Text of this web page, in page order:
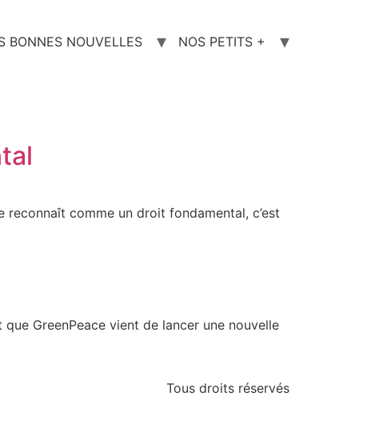
BONNES NOUVELLES NOS PETITS +
reconnaît comme un droit fondamental, c’est
GreenPeace vient de lancer une nouvelle
Tous droits réservés